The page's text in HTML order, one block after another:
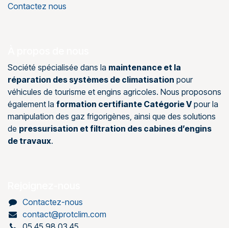
Contactez nous
Société spécialisée dans la maintenance et la
réparation des systèmes de climatisation pour
véhicules de tourisme et engins agricoles. Nous proposons
également la formation certifiante Catégorie Vpour la
manipulation des gaz frigorigènes, ainsi que des solutions
de pressurisation et filtration des cabines d’engins
de travaux.
Contactez-nous
contact@protclim.com